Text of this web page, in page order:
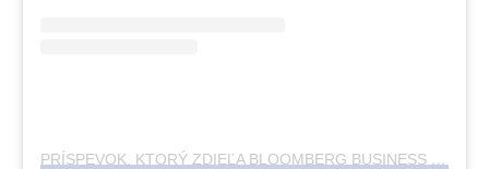
PRÍSPEVOK, KTORÝ ZDIEĽA BLOOMBERG BUSINESS (@BLOOMBERGBUSINESS)